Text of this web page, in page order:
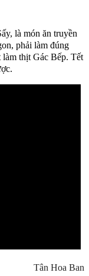
là món ăn truyền
phải làm đúng
thịt Gác Bếp. Tết
Tân Hoa Ban